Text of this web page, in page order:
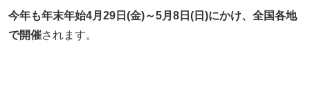
今年も年末年始4月29日(金)～5月8日(日)にかけ、全国各地
で開催されます。